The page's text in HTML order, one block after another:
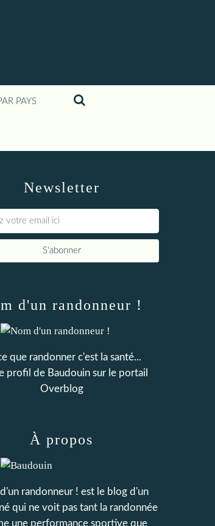
PAYS
Newsletter
d'un randonneur !
que randonner c'est la santé...
profil de Baudouin sur le portail
Overblog
À propos
randonneur ! est le blog d'un
qui ne voit pas tant la randonnée
une performance sportive que